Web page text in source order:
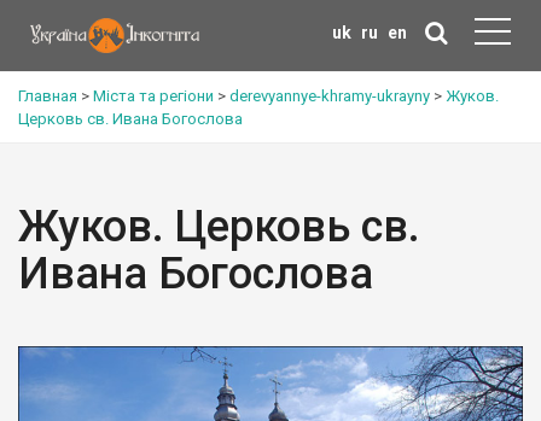
uk ru en
Главная > Міста та регіони > derevyannye-khramy-ukrayny > Жуков.
Церковь св. Ивана Богослова
Жуков. Церковь св.
Ивана Богослова